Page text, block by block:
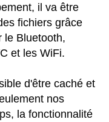
il va être
fichiers grâce
le Bluetooth,
et les WiFi.
d'être caché et
nos
la fonctionnalité